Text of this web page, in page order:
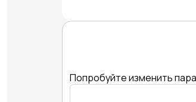
Попробуйте изменить